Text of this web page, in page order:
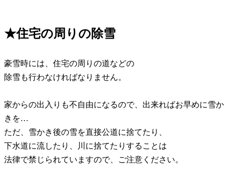
★住宅の周りの除雪
豪雪時には、住宅の周りの道などの
除雪も行わなければなりません。
家からの出入りも不自由になるので、出来ればお早めに雪か
きを…
ただ、雪かき後の雪を直接公道に捨てたり、
下水道に流したり、川に捨てたりすることは
法律で禁じられていますので、ご注意ください。